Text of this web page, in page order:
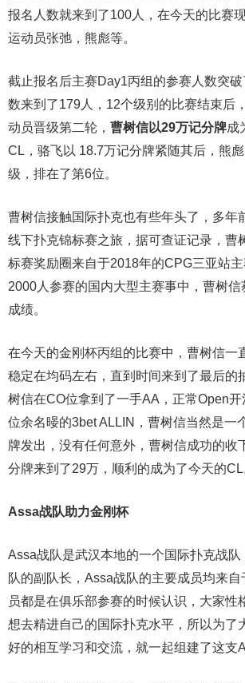
报名人数就来到了100人，在今天的比赛
运动员张弛，熊彪等。
截止报名后主赛Day1丙组的参赛人数突破
数来到了179人，12个级别的比赛结束后
动员晋级第二轮， 曹树信以29万记分牌成
CL，骆飞以 18.7万记分牌紧随其后，熊
级，排在了第6位。
曹树信接触国际扑克也有些年头了，多年
线下扑克锦标赛之旅，据可查证记录，曹
标赛奖励圈来自于2018年的CPG三亚站
2000人参赛的国内大型主赛事中，曹树
成绩。
在今天的金刚杯丙组的比赛中，曹树信一
稳定在均码左右，直到时间来到了最后的
树信在CO位拿到了一手AA，正常Open
位余名暥的3bet ALLIN，曹树信当然是一
牌发出，没有任何意外，曹树信成功的收
分牌来到了29万，顺利的成为了今天的CL
Assa战队助力金刚杯
Assa战队是武汉本地的一个国际扑克战
队的副队长，Assa战队的主要成员均来
员都是在俱乐部参赛的时候认识，大家性
想去精进自己的国际扑克水平，所以为了
好的相互学习和交流，就一起组建了这支